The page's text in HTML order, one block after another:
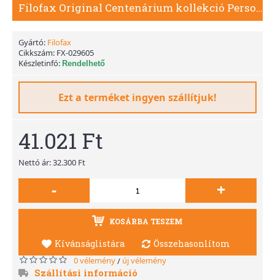
Filofax Original Centenárium kollekció Personal Fekete
Gyártó: Filofax
Cikkszám: FX-029605
Készletinfó: Rendelhető
Ezt a terméket ingyen szállítjuk!
41.021 Ft
Nettó ár: 32.300 Ft
- +
KOSÁRBA TESZEM
Kívánságlistára Összehasonlítom
0 vélemény/ új vélemény
Szállítási információ